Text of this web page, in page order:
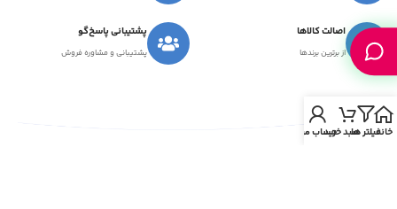
اصالت کالاها
از برترین برندها
پشتیبانی پاسخ‌گو
پشتیبانی و مشاوره فروش
خانهفیلتر هاسبد خریدحساب من